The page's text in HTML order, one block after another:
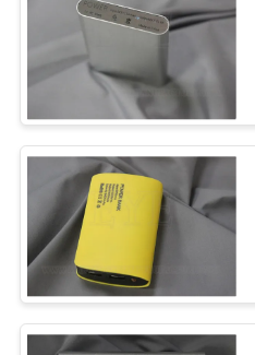
PROPOS
NOUS
VISITE
D'USINE
CONTRÔLE